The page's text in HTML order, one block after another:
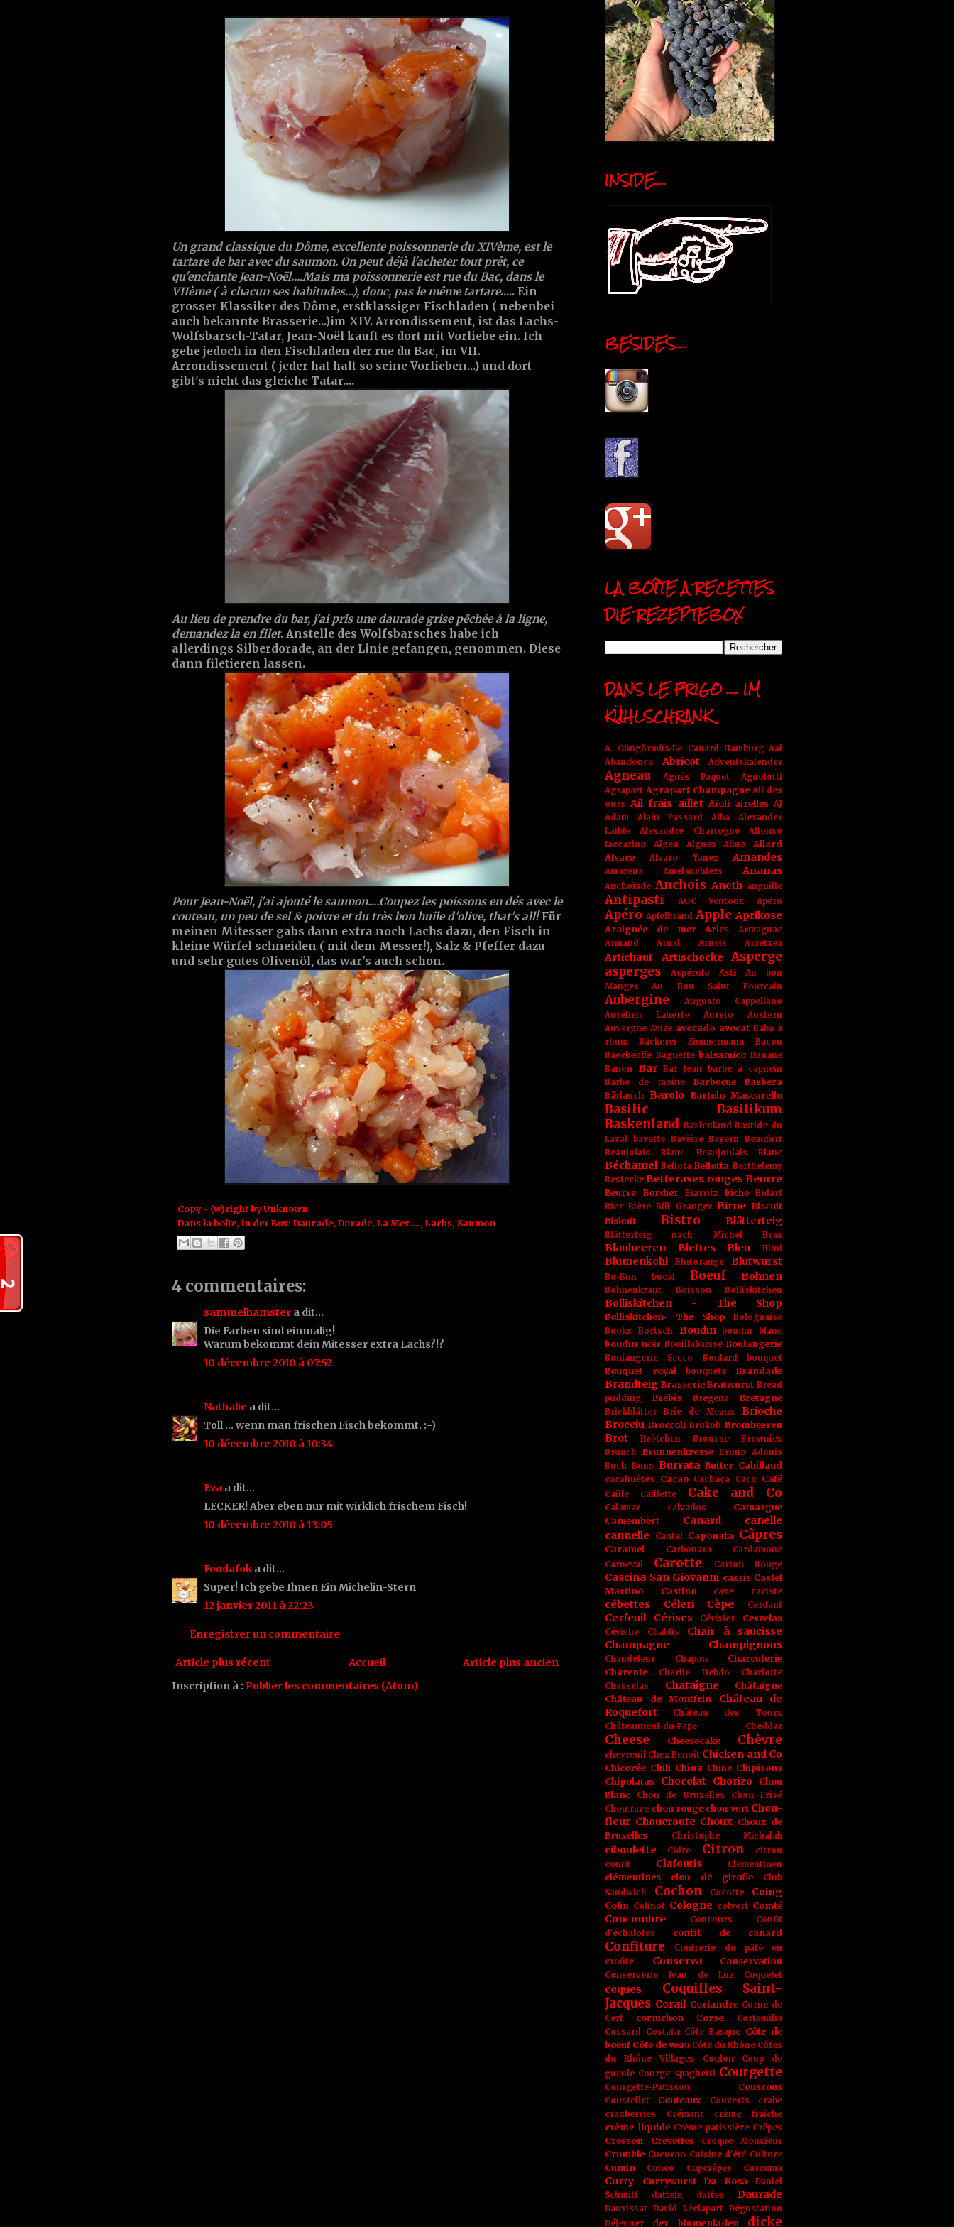
Un grand classique du Dôme, excellente poissonnerie du XIVème, est le
tartare de bar avec du saumon. On peut déjà l'acheter tout prêt, ce
qu'enchante Jean-Noël....Mais ma poissonnerie est rue du Bac, dans le
VIIème ( à chacun ses habitudes...), donc, pas le même tartare..... Ein
grosser Klassiker des Dôme, erstklassiger Fischladen ( nebenbei
auch bekannte Brasserie...)im XIV. Arrondissement, ist das Lachs-
Wolfsbarsch-Tatar, Jean-Noël kauft es dort mit Vorliebe ein. Ich
gehe jedoch in den Fischladen der rue du Bac, im VII.
Arrondissement ( jeder hat halt so seine Vorlieben...) und dort
gibt's nicht das gleiche Tatar....
Au lieu de prendre du bar, j'ai pris une daurade grise pêchée à la ligne,
demandez la en filet. Anstelle des Wolfsbarsches habe ich
allerdings Silberdorade, an der Linie gefangen, genommen. Diese
dann filetieren lassen.
Pour Jean-Noël, j'ai ajouté le saumon....Coupez les poissons en dés avec le
couteau, un peu de sel & poivre et du très bon huile d'olive, that's all!Für
meinen Mitesser gabs dann extra noch Lachs dazu, den Fisch in
kleine Würfel schneiden ( mit dem Messer!), Salz & Pfeffer dazu
und sehr gutes Olivenöl, das war's auch schon.
Copy - (w)right byUnknown
Dans la boîte, in der Box: Daurade, Dorade, La Mer...., Lachs, Saumon
4 commentaires:
sammelhamster a dit…
Die Farben sind einmalig!
Warum bekommt dein Mitesser extra Lachs?!?
10 décembre 2010 à 07:52
Nathalie a dit…
Toll ... wenn man frischen Fisch bekommt. :-)
10 décembre 2010 à 10:34
Eva a dit…
LECKER! Aber eben nur mit wirklich frischem Fisch!
10 décembre 2010 à 13:05
Foodafok a dit…
Super! Ich gebe Ihnen Ein Michelin-Stern
12 janvier 2011 à 22:23
Enregistrer un commentaire
Article plus récent Article plus ancien
Accueil
Inscription à : Publier les commentaires (Atom)
INSIDE....
BESIDES....
LA BOÎTE A RECETTES
DIE REZEPTEBOX
DANS LE FRIGO .... IM
KÜHLSCHRANK
A. Güngörmüs-Le Canard Hamburg Aal
Abandonce
Abricot Adventskalender
Agneau Agnès Paquet
Agnolotti
Agrapart Agrapart Champagne Ail des
ours Ail frais aillet Aïoli airelles AJ
Adam
Alain Passard Alba
Alexander
Laible
Alexandre Chartogne
Alfonso
Iaccarino
Algen Algues Aline
Allard
Alsace
Alvaro Yanez Amandes
Amarena Amelanchiers Ananas
Anchoïade Anchois Aneth anguille
Antipasti AOC Ventoux Apero
Apéro Apfelbrand Apple Aprikose
Araignée de mer Arles
Armagnac
Armand Arnal
Arneis Arretxea
Artichaut Artischocke
Asperge
asperges
Aspérule Asti
Au bon
Manger
Au Bon Saint Pourçain
Aubergine
Augusto Cappellano
Aurélien Laherte
Aureto
Austern
Auvergne Avize avocado avocat Baba à
rhum
Bäckerei Zimmermann
Bacon
Baeckeoffe Baguette balsamico Banane
Banon Bar Bar Jean
barbe à capucin
Barbe de moine
Barbecue Barbera
Bärlauch Barolo Bartolo Mascarello
Basilic
Basilikum
Baskenland Baslenland Bastide du
Laval
bavette Bavière Bayern Beaufort
Beaujolais Blanc
Beaujoulais Blanc
Béchamel Bellota Bellotta Berthelemy
Bestecke Betteraves rouges Beurre
Beurre Bordier Biarritz biche
Bidart
Bier Bière Bill Granger Birne
Biscuit
Biskuit
Bistro Blätterteig
Blätterteig nach Michel Bras
Blaubeeren Blettes Bleu Blini
Blumenkohl Blutorange Blutwurst
Bo-Bun bocal Boeuf Bohnen
Bohnenkraut Boisson Bolliskitchen
Bolliskitchen - The Shop
Bolliskitchen- The Shop
Bolognaise
Books
Bortsch Boudin boudin blanc
boudin noir Bouillabaisse Boulangerie
Boulangerie Secco Boulard bouquet
Bouquet royal bouquets Brandade
Brandteig Brasserie Bratwurst Bread
pudding
Brebis Bregenz Bretagne
Brickblätter Brie de Meaux
Brioche
Brocciu Broccoli Brokoli Brombeeren
Brot Brötchen Brousse
Brownies
Brunch Brunnenkresse Bruno Adonis
Buch Buns Burrata Butter Cabillaud
cacahuètes Cacao Cachaça Caco Café
Caille Caillette Cake and Co
Calamar calvados
Camargue
Camembert
Canard
canelle
cannelle
Cantal Caponata Câpres
Caramel Carbonara
Cardamone
Carneval
Carotte Carton Rouge
Cascina San Giovanni cassis Castel
Martino
Castino cave caviste
cébettes Céleri Cèpe Cerdant
Cerfeuil Cérises Cérisier Cervelas
Céviche Chablis
Chair à saucisse
Champagne
Champignons
Chandeleur Chapon
Charcuterie
Charente
Charlie Hebdo
Charlotte
Chasselas
Chataîgne
Châtaigne
Château de Montfrin
Château de
Roquefort
Château des Tours
Châteauneuf-du-Pape
Cheddar
Cheese Cheesecake Chèvre
chevreuil Chez Benoît Chicken and Co
Chicorée Chili China Chine Chipirons
Chipolatas
Chocolat Chorizo
Chou
Blanc
Chou de Bruxelles
Chou Frisé
Chou rave chou rouge chou vert Chou-
fleur Choucroute Choux Choux de
Bruxelles
Christophe Michalak
ciboulette Cidre Citron
citron
confit
Clafoutis Clementinen
clémentines clou de girofle
Club
Sandwich
Cochon Cocotte Coing
Colin Colinot Cologne colvert Comté
Concombre Concours
Confit
d'échalotes
confit de canard
Confiture
Confrerie du pâté en
croûte
Conserva Conservation
Conserverie Jean de Luz Coquelet
coques
Coquilles Saint-
Jacques Corail Coriandre Corne de
Cerf
cornichon Corse
Cortemilia
Cossard Costata Côte Basque Côte de
boeuf Côte de veau Côte du Rhône Côtes
du Rhône Villages
Coulon
Coup de
gueule Courge spaghetti Courgette
Courgette-Patisson Couscous
Coustellet Couteaux Couverts
crabe
cranberries
Crémant crème fraîche
crème liquide Crème patissière Crêpes
Cresson Crevettes Croque Monsieur
Crumble Cucuron Cuisine d'été Culture
Cumin Cuneo Cupcrêpes Curcuma
Curry Currywurst Da Rosa
Daniel
Schmitt
datteln dattes Daurade
Dauvissat David Léclapart Dégustation
Déjeuner
der blumenladen dicke